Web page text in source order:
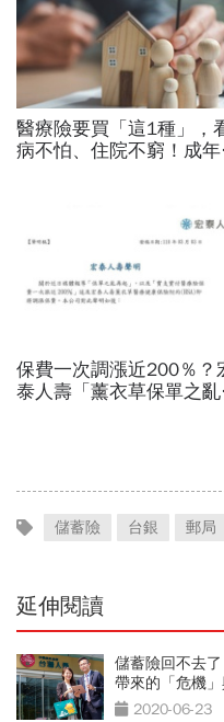
醫療險要買「這1種」，
病不怕、住院不窮！成年
保費一次調漲近200％？
泰人壽「薰衣草保單之亂
儲蓄險 台銀 郵局
延伸閱讀
儲蓄險回不去
帶來的「危機」
2020-06-23